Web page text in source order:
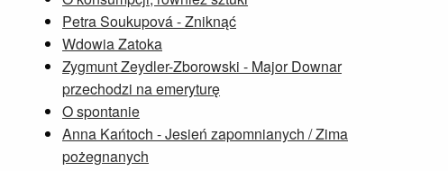
Petra Soukupová - Zniknąć
Wdowia Zatoka
Zygmunt Zeydler-Zborowski - Major Downar
przechodzi na emeryturę
O spontanie
Anna Kańtoch - Jesień zapomnianych / Zima
pożegnanych